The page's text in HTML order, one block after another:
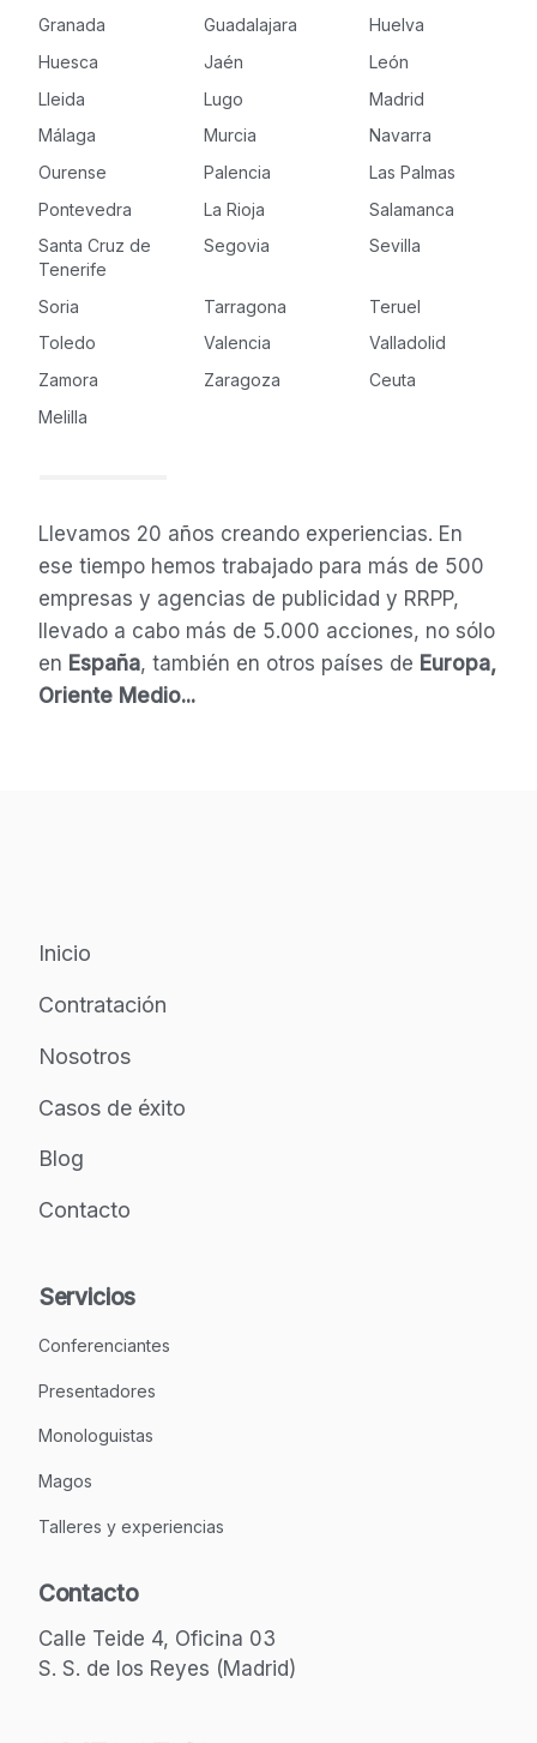
Granada
Guadalajara
Huelva
Huesca
Jaén
León
Lleida
Lugo
Madrid
Málaga
Murcia
Navarra
Ourense
Palencia
Las Palmas
Pontevedra
La Rioja
Salamanca
Santa Cruz de
Tenerife
Segovia Sevilla
Soria Tarragona
Teruel
Toledo
Valencia
Valladolid
Zamora
Zaragoza
Ceuta
Melilla
Llevamos 20 años creando experiencias. En
ese tiempo hemos trabajado para más de 500
empresas y agencias de publicidad y RRPP,
llevado a cabo más de 5.000 acciones, no sólo
en España, también en otros países de Europa,
Oriente Medio...
Inicio
Contratación
Nosotros
Casos de éxito
Blog
Contacto
Servicios
Conferenciantes
Presentadores
Monologuistas
Magos
Talleres y experiencias
Contacto
Calle Teide 4, Oficina 03
S. S. de los Reyes (Madrid)